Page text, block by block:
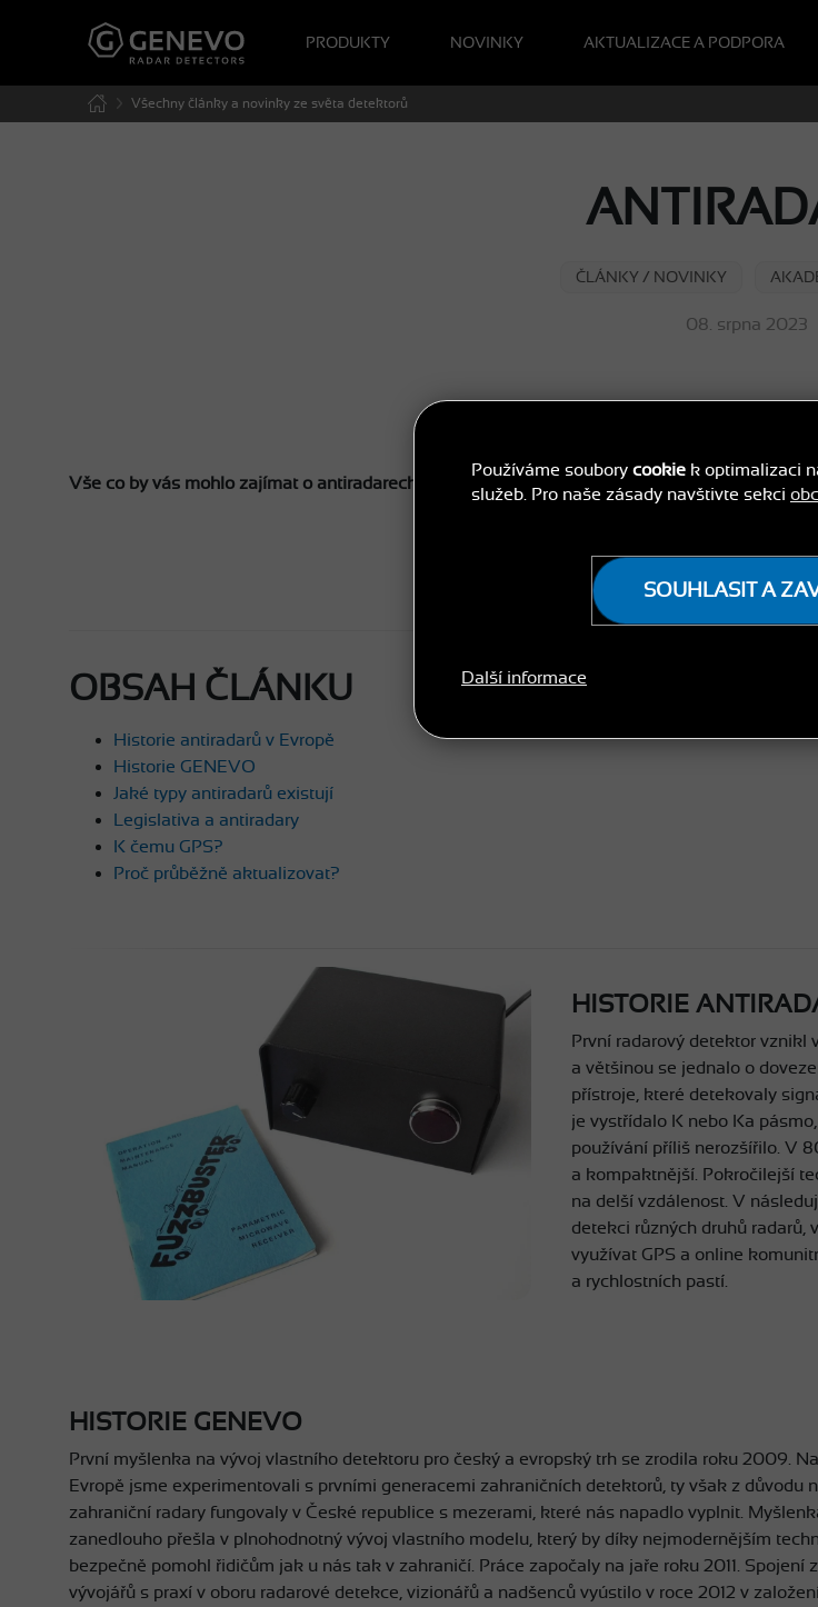
Používáme soubory cookie k optimalizaci
služeb. Pro naše zásady navštivte sekci
SOUHLASIT A
Další informace
PRODUKTY NOVINKY AKTUALIZACE A PODPORA
Všechny články a novinky ze světa detektorů
ČLÁNKY / NOVINKY
08. srpna 2023
Vše co by vás mohlo zajímat o antiradarech a radarových detektorech přehledně, na jednom
OBSAH ČLÁNKU
Historie antiradarů v Evropě
Historie GENEVO
Jaké typy antiradarů existují
Legislativa a antiradary
K čemu GPS?
Proč průběžně aktualizovat?
HISTORIE
První radarový detektor vznikl
a většinou se jednalo o
přístroje, které detekovaly
je vystřídalo K nebo Ka
používání příliš nerozšířilo. V
a kompaktnější. Pokročilejší
na delší vzdálenost. V
detekci různých druhů radarů,
využívat GPS a online
a rychlostních pastí.
HISTORIE GENEVO
První myšlenka na vývoj vlastního detektoru pro český a evropský trh se zrodila roku 2009.
Evropě jsme experimentovali s prvními generacemi zahraničních detektorů, ty však z důvodu
zahraniční radary fungovaly v České republice s mezerami, které nás napadlo vyplnit.
zanedlouho přešla v plnohodnotný vývoj vlastního modelu, který by díky nejmodernějším
bezpečně pomohl řidičům jak u nás tak v zahraničí. Práce započaly na jaře roku 2011. Spojení
vývojářů s praxí v oboru radarové detekce, vizionářů a nadšenců vyústilo v roce 2012 v